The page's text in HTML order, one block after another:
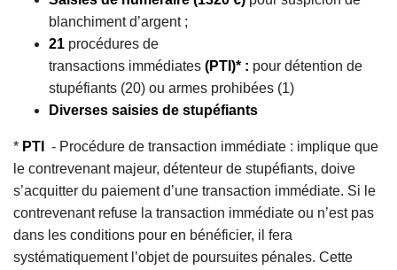
blanchiment d’argent ;
21 procédures de
transactions immédiates (PTI)* : pour détention de
stupéfiants (20) ou armes prohibées (1)
Diverses saisies de stupéfiants
* PTI
- Procédure de transaction immédiate : implique que
le contrevenant majeur, détenteur de stupéfiants, doive
s’acquitter du paiement d’une transaction immédiate. Si le
contrevenant refuse la transaction immédiate ou n’est pas
dans les conditions pour en bénéficier, il fera
systématiquement l’objet de poursuites pénales. Cette